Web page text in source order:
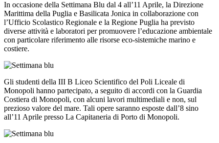
In occasione della Settimana Blu dal 4 all’11 Aprile, la Direzione
Marittima della Puglia e Basilicata Jonica in collaborazione con
l’Ufficio Scolastico Regionale e la Regione Puglia ha previsto
diverse attività e laboratori per promuovere l’educazione ambientale
con particolare riferimento alle risorse eco-sistemiche marino e
costiere.
Gli studenti della III B Liceo Scientifico del Poli Liceale di
Monopoli hanno partecipato, a seguito di accordi con la Guardia
Costiera di Monopoli, con alcuni lavori multimediali e non, sul
prezioso valore del mare. Tali opere saranno esposte dall’8 sino
all’11 Aprile presso La Capitaneria di Porto di Monopoli.